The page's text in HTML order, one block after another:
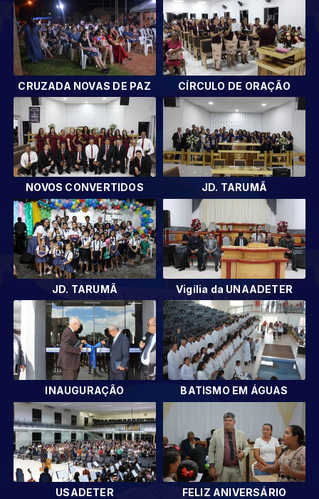
CRUZADA NOVAS DE PAZ CÍRCULO DE ORAÇÃO
NOVOS CONVERTIDOS JD. TARUMÃ
JD. TARUMÃ Vigília da UNAADETER
INAUGURAÇÃO BATISMO EM ÁGUAS
USADETER FELIZ ANIVERSÁRIO